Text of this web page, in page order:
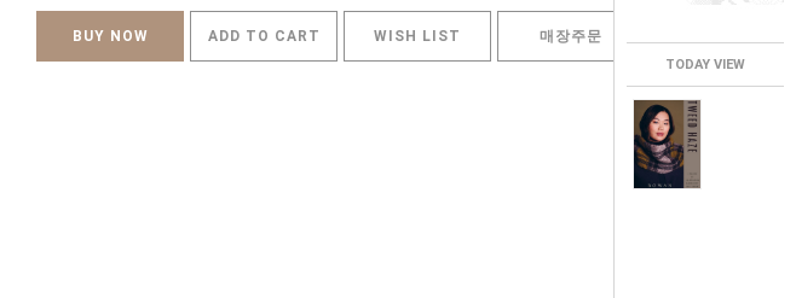
TODAY VIEW
BUY NOW ADD TO CART WISH LIST 매장주문